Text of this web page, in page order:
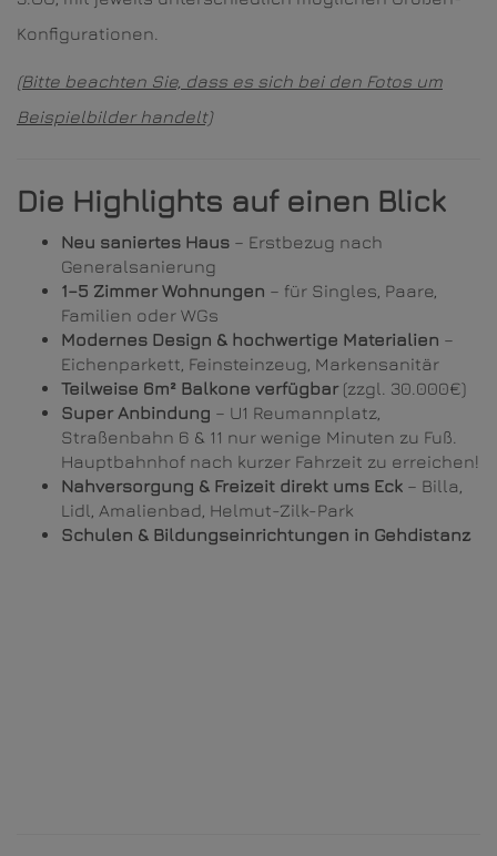
Konfigurationen.
(Bitte beachten Sie, dass es sich bei den Fotos um
Beispielbilder handelt)
Die Highlights auf einen Blick
Neu saniertes Haus – Erstbezug nach
Generalsanierung
1–5 Zimmer Wohnungen – für Singles, Paare,
Familien oder WGs
Modernes Design & hochwertige Materialien –
Eichenparkett, Feinsteinzeug, Markensanitär
Teilweise 6m² Balkone verfügbar (zzgl. 30.000€)
Super Anbindung – U1 Reumannplatz,
Straßenbahn 6 & 11 nur wenige Minuten zu Fuß.
Hauptbahnhof nach kurzer Fahrzeit zu erreichen!
Nahversorgung & Freizeit direkt ums Eck – Billa,
Lidl, Amalienbad, Helmut-Zilk-Park
Schulen & Bildungseinrichtungen in Gehdistanz